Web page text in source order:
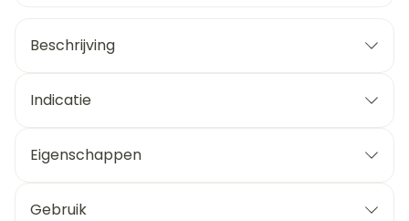
Beschrijving
Indicatie
Eigenschappen
Gebruik